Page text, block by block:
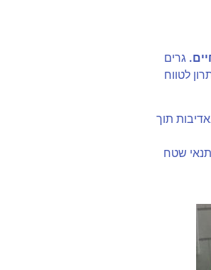
גרים
לטווח
תוך
תנאי שטח